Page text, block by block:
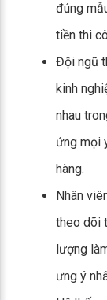
đúng
tiền thi
Đội ngũ
kinh
nhau
ứng mọi
hàng.
Nhân
theo dõi
lượng
ưng ý